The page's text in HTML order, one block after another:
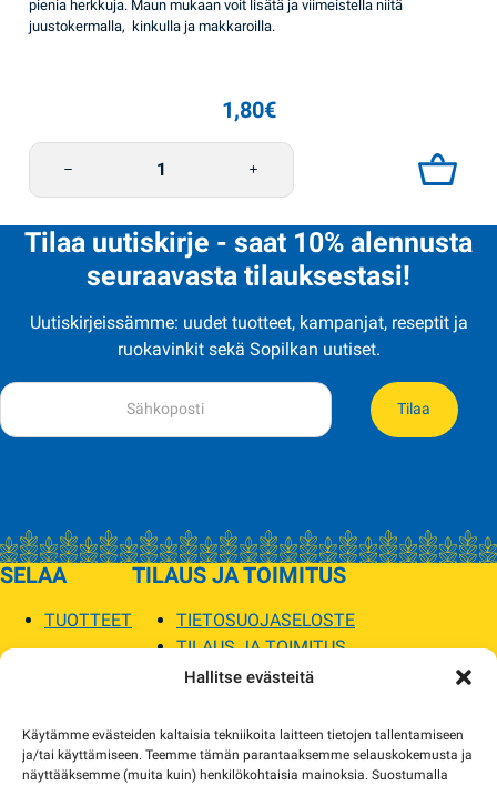
Hallitse evästeitä
Käytämme evästeiden kaltaisia tekniikoita laitteen tietojen tallentamiseen
ja/tai käyttämiseen. Teemme tämän parantaaksemme selauskokemusta ja
näyttääksemme (muita kuin) henkilökohtaisia mainoksia. Suostumalla
pienia herkkuja. Maun mukaan voit lisätä ja viimeistella niitä
juustokermalla, kinkulla ja makkaroilla.
1,80€
Pikkuvohvelipohja Brizoli 50g/40kpl Lekorna määrä
Tilaa uutiskirje - saat 10% alennusta
seuraavasta tilauksestasi!
Uutiskirjeissämme: uudet tuotteet, kampanjat, reseptit ja
ruokavinkit sekä Sopilkan uutiset.
Tilaa
SELAA
TUOTTEET
TILAUS JA TOIMITUS
TIETOSUOJASELOSTE
TILAUS JA TOIMITUS
TOIMITUSEHDOT
MYYMÄLÄT JA YHTEYSTIEDOT